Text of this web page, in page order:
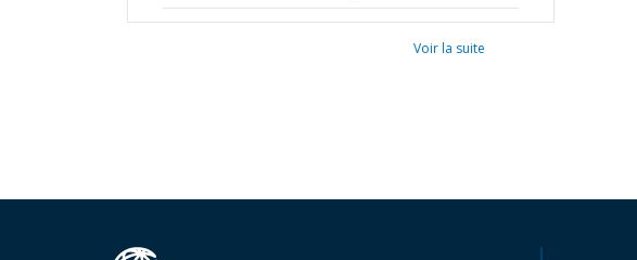
Voir la suite